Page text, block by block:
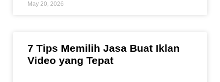
May 20, 2026
7 Tips Memilih Jasa Buat Iklan
Video yang Tepat